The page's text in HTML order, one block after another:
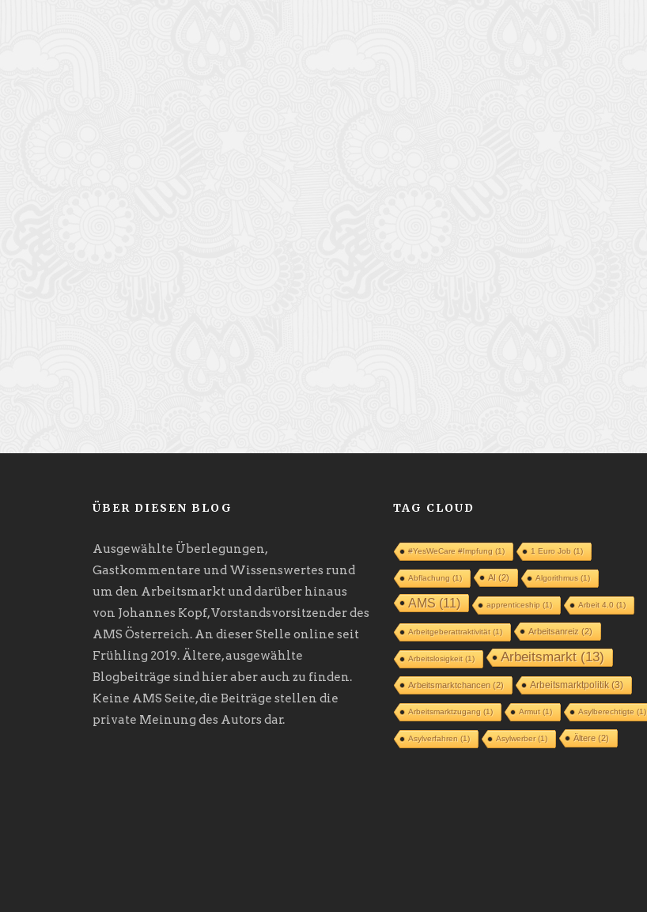
ÜBER DIESEN BLOG
Ausgewählte Überlegungen,
Gastkommentare und Wissenswertes rund
um den Arbeitsmarkt und darüber hinaus
von Johannes Kopf, Vorstandsvorsitzender des
AMS Österreich. An dieser Stelle online seit
Frühling 2019. Ältere, ausgewählte
Blogbeiträge sind hier aber auch zu finden.
Keine AMS Seite, die Beiträge stellen die
private Meinung des Autors dar.
TAG CLOUD
#YesWeCare #Impfung(1) 1 Euro Job(1)
Abflachung(1) AI(2) Algorithmus(1)
AMS(11) apprenticeship(1) Arbeit 4.0(1)
Arbeitgeberattraktivität(1) Arbeitsanreiz(2)
Arbeitslosigkeit(1) Arbeitsmarkt(13)
Arbeitsmarktchancen(2) Arbeitsmarktpolitik(3)
Arbeitsmarktzugang(1) Armut(1) Asylberechtigte(1)
Asylverfahren(1) Asylwerber(1) Ältere(2)